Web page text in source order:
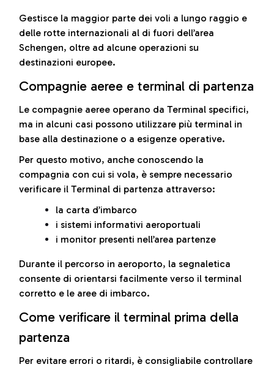
Gestisce la maggior parte dei voli a lungo raggio e
delle rotte internazionali al di fuori dell’area
Schengen, oltre ad alcune operazioni su
destinazioni europee.
Compagnie aeree e terminal di partenza
Le compagnie aeree operano da Terminal specifici,
ma in alcuni casi possono utilizzare più terminal in
base alla destinazione o a esigenze operative.
Per questo motivo, anche conoscendo la
compagnia con cui si vola, è sempre necessario
verificare il Terminal di partenza attraverso:
la carta d’imbarco
i sistemi informativi aeroportuali
i monitor presenti nell’area partenze
Durante il percorso in aeroporto, la segnaletica
consente di orientarsi facilmente verso il terminal
corretto e le aree di imbarco.
Come verificare il terminal prima della
partenza
Per evitare errori o ritardi, è consigliabile controllare